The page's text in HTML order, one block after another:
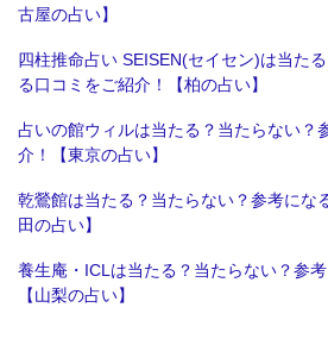
古屋の占い】
四柱推命占い SEISEN(セイセン)は当た
る口コミをご紹介！【柏の占い】
占いの館ウィルは当たる？当たらない？
介！【東京の占い】
乾鶯館は当たる？当たらない？参考にな
田の占い】
養生庵・ICLは当たる？当たらない？参
【山梨の占い】